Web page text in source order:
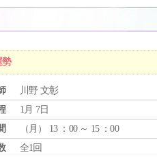
勢
川野 文彰
1月 7日
（ 月 ） 13 ：00 ～ 15 ：00
全1回